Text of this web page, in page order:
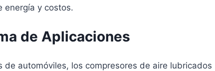
energía y costos.
de Aplicaciones
automóviles, los compresores de aire lubricados